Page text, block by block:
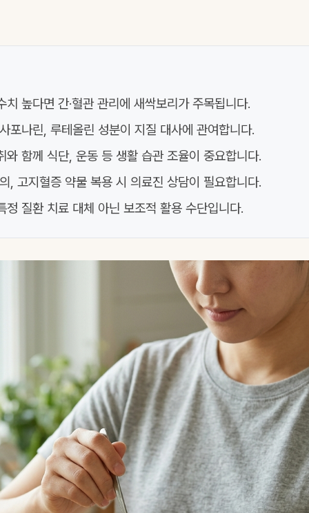
치 높다면 간·혈관 관리에 새싹보리가 주목됩니다.
포나린, 루테올린 성분이 지질 대사에 관여합니다.
와 함께 식단, 운동 등 생활 습관 조율이 중요합니다.
, 고지혈증 약물 복용 시 의료진 상담이 필요합니다.
정 질환 치료 대체 아닌 보조적 활용 수단입니다.